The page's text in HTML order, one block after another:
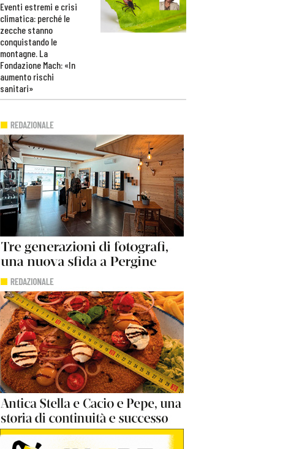
Eventi estremi e crisi
climatica: perché le
zecche stanno
conquistando le
montagne. La
Fondazione Mach: «In
aumento rischi
sanitari»